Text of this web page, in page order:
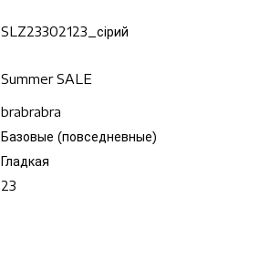
SLZ23302123_сірий
Summer SALE
brabrabra
Базовые (повседневные)
Гладкая
23